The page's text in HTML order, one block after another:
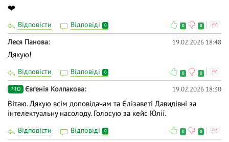
❤️
Відповісти Відповіді 0 0 0
Леся Панова 19.02.2026 18:48
Дякую!
Відповісти Відповіді 0 0 0
PRO Євгенія Колпакова 19.02.2026 18:30
Вітаю. Дякую всім доповідачам та Єлізаветі Давидівні за
інтелектуальну насолоду. Голосую за кейс Юлії.
Відповісти Відповіді 0 0 0